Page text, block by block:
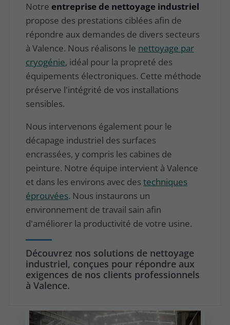
Notre entreprise de nettoyage industriel
propose des prestations ciblées afin de
répondre aux demandes de divers secteurs
à Valence. Nous réalisons le nettoyage par
cryogénie, idéal pour la propreté des
équipements électroniques. Cette méthode
préserve l'intégrité de vos installations
sensibles.
Nous intervenons également pour le
décapage industriel des surfaces
encrassées, y compris les cabines de
peinture. Notre équipe intervient à Valence
et dans les environs avec des techniques
éprouvées. Nous instaurons un
environnement de travail sain afin
d'améliorer la productivité de votre usine.
Découvrez nos solutions de nettoyage
industriel, conçues pour répondre aux
exigences de nos clients professionnels
à Valence.